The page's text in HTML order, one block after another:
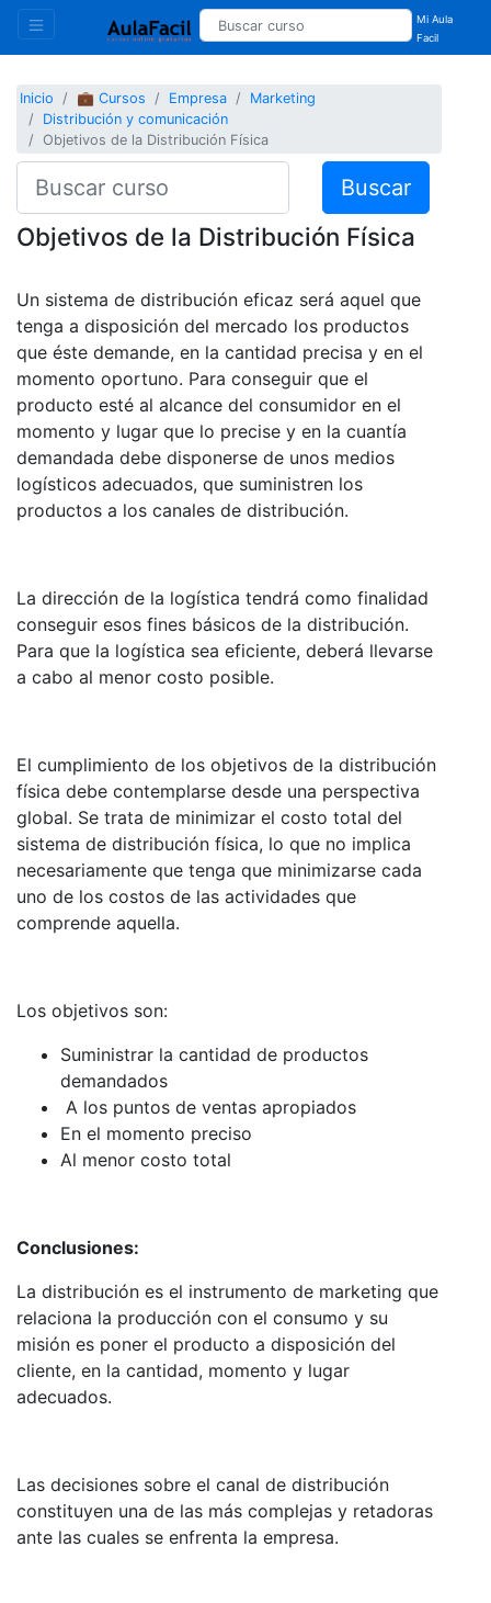
Mi Aula
Facil
Inicio 💼 Cursos Empresa
Marketing
Distribución y comunicación
Objetivos de la Distribución Física
Buscar
Objetivos de la Distribución Física
Un sistema de distribución eficaz será aquel que
tenga a disposición del mercado los productos
que éste demande, en la cantidad precisa y en el
momento oportuno. Para conseguir que el
producto esté al alcance del consumidor en el
momento y lugar que lo precise y en la cuantía
demandada debe disponerse de unos medios
logísticos adecuados, que suministren los
productos a los canales de distribución.
La dirección de la logística tendrá como finalidad
conseguir esos fines básicos de la distribución.
Para que la logística sea eficiente, deberá llevarse
a cabo al menor costo posible.
El cumplimiento de los objetivos de la distribución
física debe contemplarse desde una perspectiva
global. Se trata de minimizar el costo total del
sistema de distribución física, lo que no implica
necesariamente que tenga que minimizarse cada
uno de los costos de las actividades que
comprende aquella.
Los objetivos son:
Suministrar la cantidad de productos
demandados
A los puntos de ventas apropiados
En el momento preciso
Al menor costo total
Conclusiones:
La distribución es el instrumento de marketing que
relaciona la producción con el consumo y su
misión es poner el producto a disposición del
cliente, en la cantidad, momento y lugar
adecuados.
Las decisiones sobre el canal de distribución
constituyen una de las más complejas y retadoras
ante las cuales se enfrenta la empresa.